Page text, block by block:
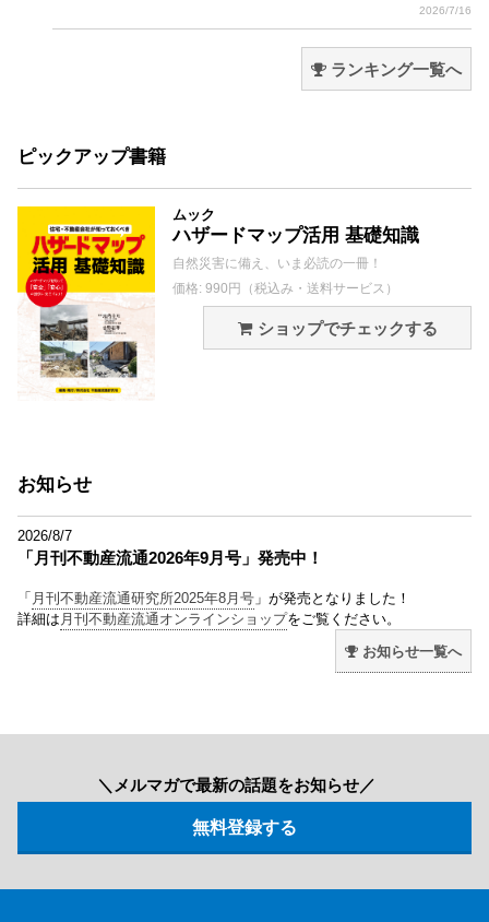
2026/7/16
ランキング一覧へ
ピックアップ書籍
ムック
ハザードマップ活用 基礎知識
自然災害に備え、いま必読の一冊！
価格: 990円（税込み・送料サービス）
ショップでチェックする
お知らせ
2026/8/7
「月刊不動産流通2026年9月号」発売中！
「 月刊不動産流通研究所2025年8月号 」が発売となりました！
詳細は 月刊不動産流通オンラインショップをご覧ください。
お知らせ一覧へ
＼メルマガで最新の話題をお知らせ／